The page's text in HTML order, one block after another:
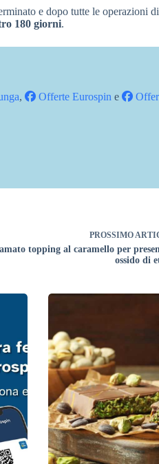
e dopo tutte le operazioni
180 giorni.
, Offerte Eurospin e
PROSSIMO
topping al caramello per
ossido di